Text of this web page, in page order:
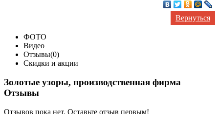
Вернуться
ФОТО
Видео
Отзывы(0)
Скидки и акции
Золотые узоры, производственная фирма
Отзывы
Отзывов пока нет. Оставьте отзыв первым!